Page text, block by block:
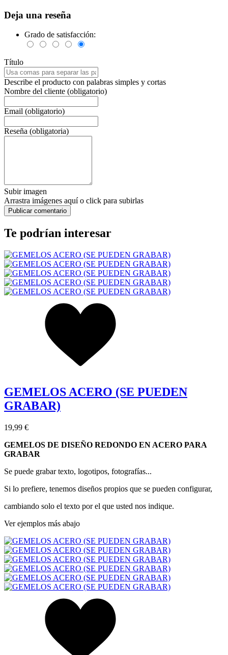
Deja una reseña
Grado de satisfacción:
Título
Describe el producto con palabras simples y cortas
Nombre del cliente (obligatorio)
Email (obligatorio)
Reseña (obligatoria)
Subir imagen
Arrastra imágenes aquí o click para subirlas
Te podrían interesar
GEMELOS ACERO (SE PUEDEN
GRABAR)
19,99 €
GEMELOS DE DISEÑO REDONDO EN ACERO PARA
GRABAR
Se puede grabar texto, logotipos, fotografías...
Si lo prefiere, tenemos diseños propios que se pueden configurar,
cambiando solo el texto por el que usted nos indique.
Ver ejemplos más abajo